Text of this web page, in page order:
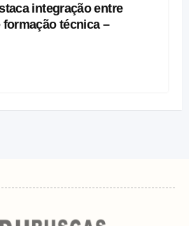
integração entre
técnica –